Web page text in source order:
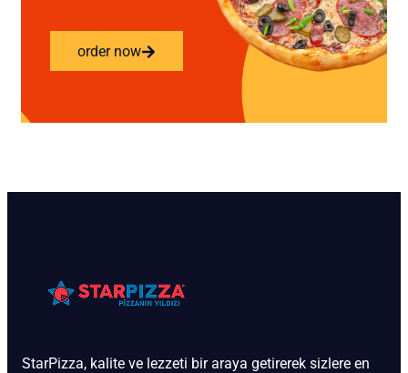
order now
StarPizza, kalite ve lezzeti bir araya getirerek sizlere en